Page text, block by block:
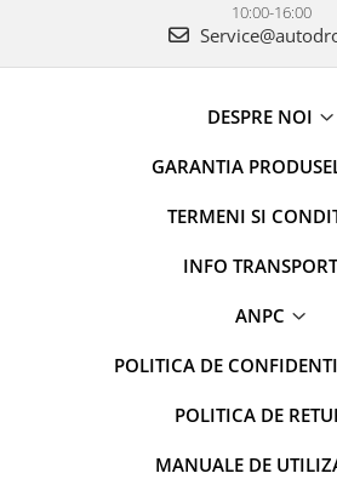
10:00-16:00
DESPRE NOI
GARANTIA
TERMENI SI
INFO
ANPC
POLITICA DE
POLITICA DE
MANUALE DE